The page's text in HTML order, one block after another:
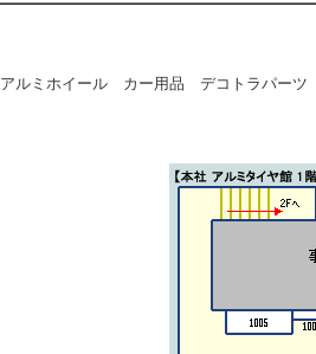
アルミホイール カー用品 デコトラパー